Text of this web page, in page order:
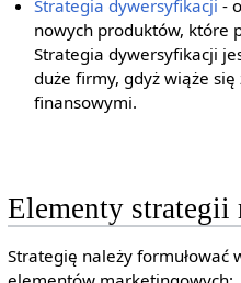
Strategia dywersyfikacji -
nowych produktów, które
Strategia dywersyfikacji
duże firmy, gdyż wiąże
finansowymi.
Elementy strategii
Strategię należy formułować